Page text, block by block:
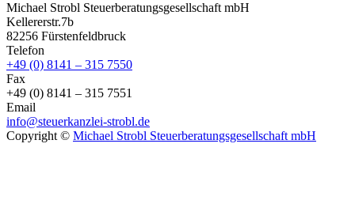
Michael Strobl Steuerberatungsgesellschaft mbH
Kellererstr.7b
82256 Fürstenfeldbruck
Telefon
+49 (0) 8141 – 315 7550
Fax
+49 (0) 8141 – 315 7551
Email
info@steuerkanzlei-strobl.de
Copyright © Michael Strobl Steuerberatungsgesellschaft mbH